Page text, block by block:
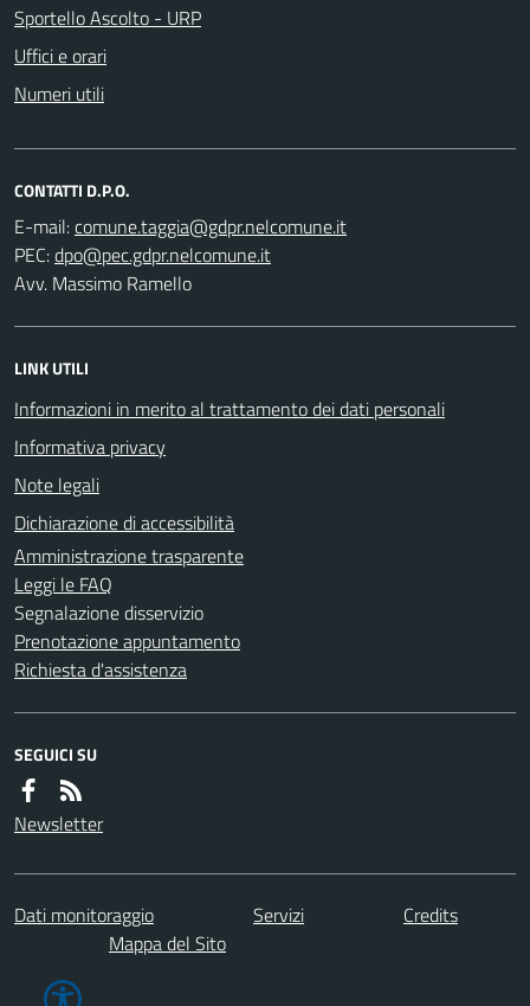
Sportello Ascolto - URP
Uffici e orari
Numeri utili
CONTATTI D.P.O.
E-mail:
PEC:
Avv. Massimo Ramello
LINK UTILI
Informazioni in merito al trattamento dei dati personali
Informativa privacy
Note legali
Dichiarazione di accessibilità
Amministrazione trasparente
Leggi le FAQ
Segnalazione disservizio
Prenotazione appuntamento
Richiesta d'assistenza
SEGUICI SU
Newsletter
Dati monitoraggio Servizi
Credits
Mappa del Sito